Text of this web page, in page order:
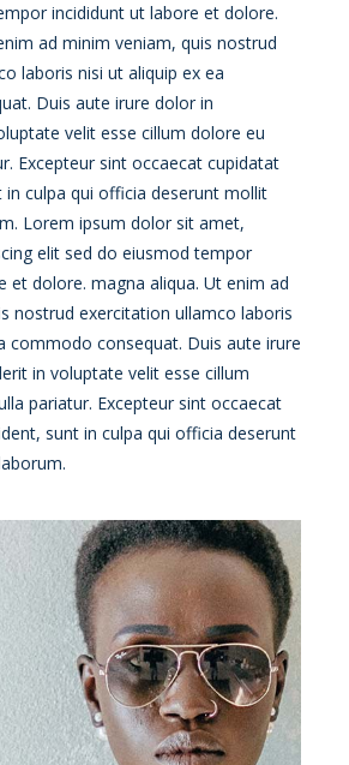
incididunt ut labore et dolore.
ad minim veniam, quis nostrud
laboris nisi ut aliquip ex ea
Duis aute irure dolor in
velit esse cillum dolore eu
Excepteur sint occaecat cupidatat
culpa qui officia deserunt mollit
Lorem ipsum dolor sit amet,
elit sed do eiusmod tempor
et dolore. magna aliqua. Ut enim ad
nostrud exercitation ullamco laboris
commodo consequat. Duis aute irure
in voluptate velit esse cillum
pariatur. Excepteur sint occaecat
sunt in culpa qui officia deserunt